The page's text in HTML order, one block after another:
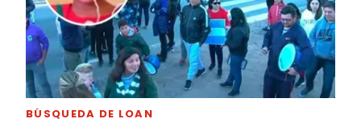
BÚSQUEDA DE LOAN